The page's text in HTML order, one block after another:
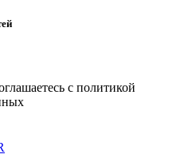
с политикой